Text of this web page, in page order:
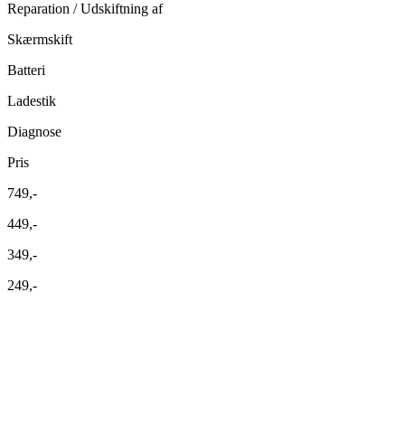
Reparation / Udskiftning af
Skærmskift
Batteri
Ladestik
Diagnose
Pris
749,-
449,-
349,-
249,-